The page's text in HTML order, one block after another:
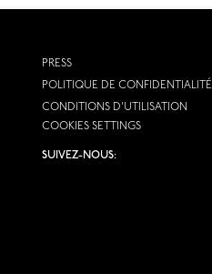
PRESS
POLITIQUE DE CONFIDENTIALITÉ
CONDITIONS D'UTILISATION
COOKIES SETTINGS
SUIVEZ-NOUS: